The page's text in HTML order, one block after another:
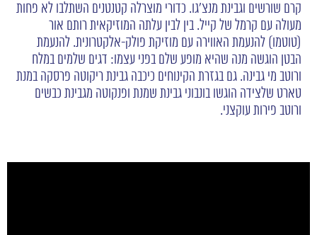
קרם שורשים וגבינת מנצ'גו. כדורי מוצרלה קטנטנים השתלבו לא פחות
מעולה עם קרמל של קייל. בין לבין עלתה המוזיקאית רותם אור
(טוטמו) להנעמת האווירה עם מוזיקת פולק-אלקטרונית. להנעמת
הבטן הוגשה מנה שהיא מופע שלם בפני עצמו: דגים שלמים במלח
ורוטב מי גבינה. גם בגזרת הקינוחים כיכבה גבינת ריקוטה פרסקה במנת
טארט שלצידה הוגשו בונבוני גבינת שמנת ופנקוטה מגבינת כבשים
ורוטב פירות עוקצני.